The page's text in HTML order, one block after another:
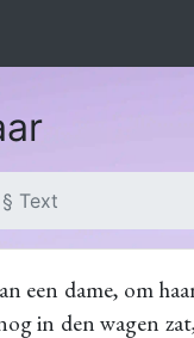
§ Text
een dame, om
in den wagen